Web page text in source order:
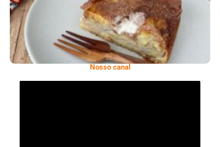
Nosso canal